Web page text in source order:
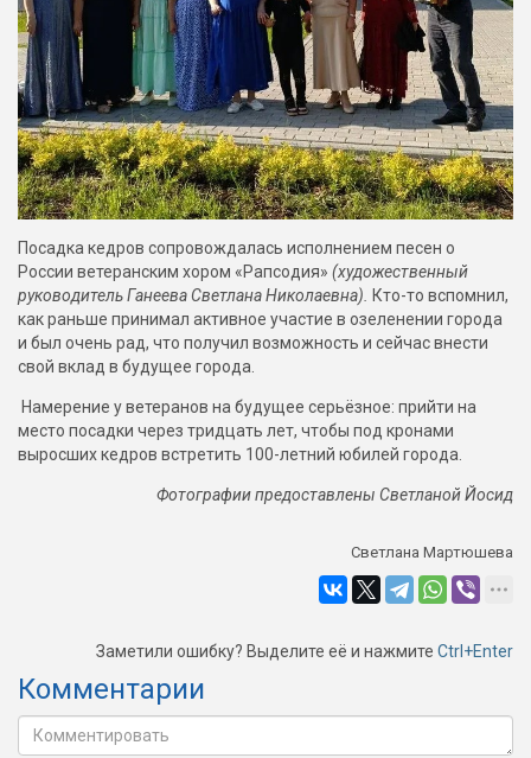
Посадка кедров сопровождалась исполнением песен о
России ветеранским хором «Рапсодия» (художественный
руководитель Ганеева Светлана Николаевна). Кто-то вспомнил,
как раньше принимал активное участие в озеленении города
и был очень рад, что получил возможность и сейчас внести
свой вклад в будущее города.
Намерение у ветеранов на будущее серьёзное: прийти на
место посадки через тридцать лет, чтобы под кронами
выросших кедров встретить 100-летний юбилей города.
Фотографии предоставлены Светланой Йосид
Светлана Мартюшева
Заметили ошибку? Выделите её и нажмите Ctrl+Enter
Комментарии